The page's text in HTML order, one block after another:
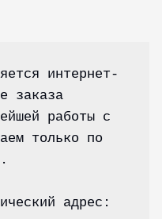
интернет-
заказа
работы с
только по
адрес: